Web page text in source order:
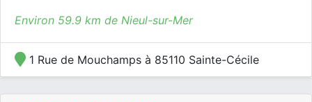
Environ 59.9 km de Nieul-sur-Mer
1 Rue de Mouchamps à 85110 Sainte-Cécile